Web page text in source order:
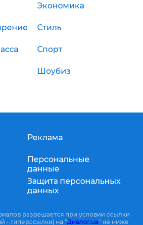
Экономика
Стиль
Спорт
Шоубиз
Реклама
Персональные
данные
Защита персональных
данных
разрешается при условии ссылки
- гиперссылки) на "Диалог.ua" не ниже